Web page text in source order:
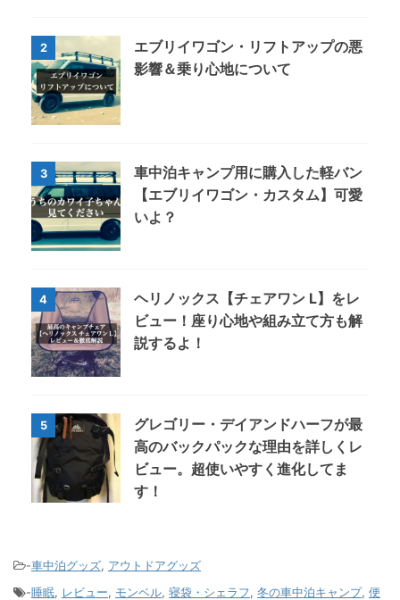
2
エブリイワゴン・リフトアップの悪
影響＆乗り心地について
3
車中泊キャンプ用に購入した軽バン
【エブリイワゴン・カスタム】可愛
いよ？
4
ヘリノックス【チェアワン L】をレ
ビュー！座り心地や組み立て方も解
説するよ！
5
グレゴリー・デイアンドハーフが最
高のバックパックな理由を詳しくレ
ビュー。超使いやすく進化してま
す！
-車中泊グッズ, アウトドアグッズ
-睡眠, レビュー, モンベル, 寝袋・シェラフ, 冬の車中泊キャンプ, 便